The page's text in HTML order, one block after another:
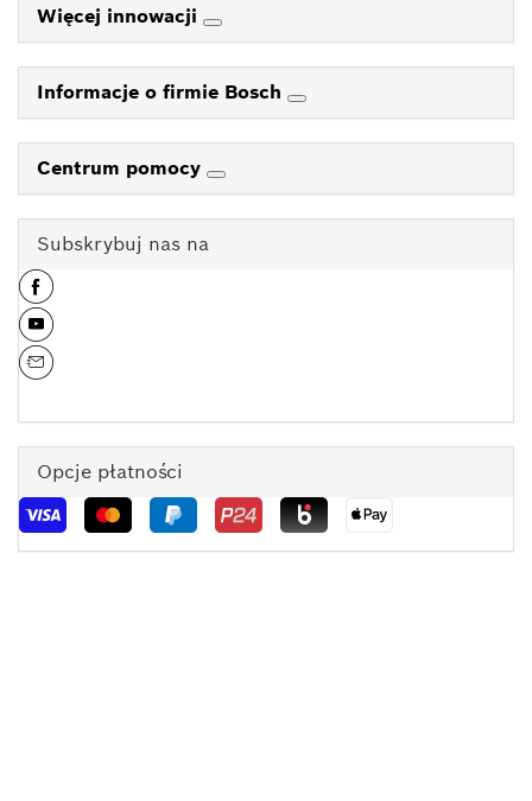
Więcej innowacji
Informacje o firmie Bosch
Centrum pomocy
Subskrybuj nas na
Opcje płatności